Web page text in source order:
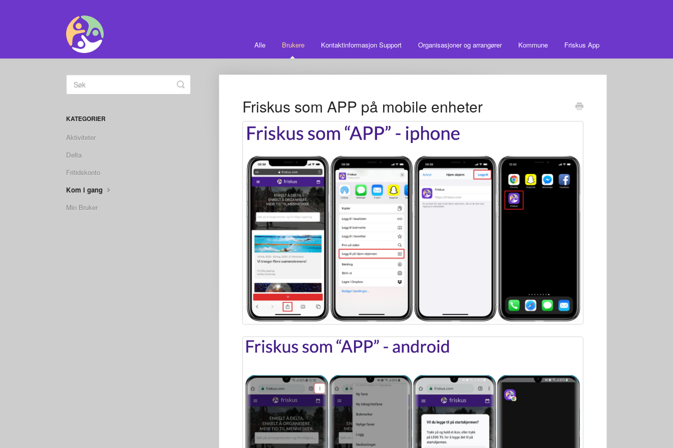
Alle Brukere Kontaktinformasjon Support Organisasjoner og arrangører Kommune Friskus App
Friskus som APP på mobile enheter
Toggle
Search
KATEGORIER
Aktiviteter
Delta
Fritidskonto
Kom i gang
Min Bruker